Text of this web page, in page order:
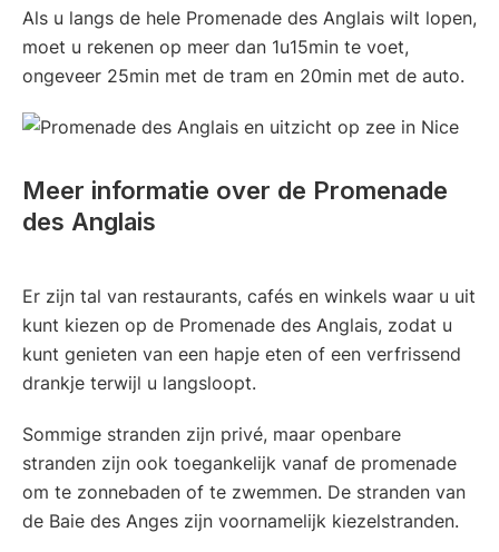
Als u langs de hele Promenade des Anglais wilt lopen,
moet u rekenen op meer dan 1u15min te voet,
ongeveer 25min met de tram en 20min met de auto.
Meer informatie over de Promenade
des Anglais
Er zijn tal van restaurants, cafés en winkels waar u uit
kunt kiezen op de Promenade des Anglais, zodat u
kunt genieten van een hapje eten of een verfrissend
drankje terwijl u langsloopt.
Sommige stranden zijn privé, maar openbare
stranden zijn ook toegankelijk vanaf de promenade
om te zonnebaden of te zwemmen. De stranden van
de Baie des Anges zijn voornamelijk kiezelstranden.